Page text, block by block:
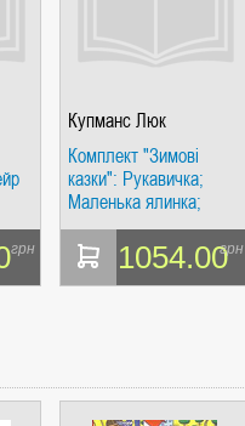
ШЕВЧУК. МАНДРІВЕЦЬ
грн
Купманс Люк
Комплект "Зимові
казки": Рукавичка;
Маленька ялинка;
Равлик, бджола та
жаба шукають сніг (у
3-х кн.) 1054.00грн